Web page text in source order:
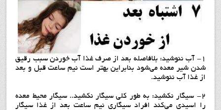
۱- آب ننوشید: بلافاصله بعد از صرف غذا آب خوردن سبب رقیق
شدن شیر معده می‌شود بنابراین بهتر است نیم ساعت قبل و بعد
از غذا آب ننوشید.
۲- سیگار نکشید: به طور کلی سیگار نکشید.. سیگار محیط معده
را اسیدی می‌کند افراد سیگاری نیم ساعت بعد از غذا سیگار